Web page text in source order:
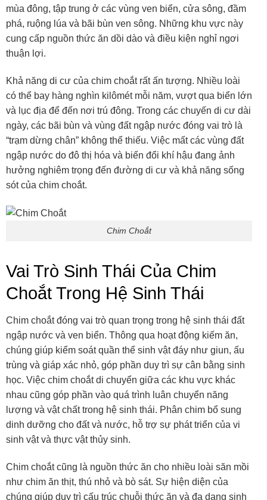
mùa đông, tập trung ở các vùng ven biển, cửa sông, đầm
phá, ruộng lúa và bãi bùn ven sông. Những khu vực này
cung cấp nguồn thức ăn dồi dào và điều kiện nghỉ ngơi
thuận lợi.
Khả năng di cư của chim choắt rất ấn tượng. Nhiều loài
có thể bay hàng nghìn kilômét mỗi năm, vượt qua biển lớn
và lục địa để đến nơi trú đông. Trong các chuyến di cư dài
ngày, các bãi bùn và vùng đất ngập nước đóng vai trò là
“trạm dừng chân” không thể thiếu. Việc mất các vùng đất
ngập nước do đô thị hóa và biến đổi khí hậu đang ảnh
hưởng nghiêm trọng đến đường di cư và khả năng sống
sót của chim choắt.
Chim Choắt
Vai Trò Sinh Thái Của Chim
Choắt Trong Hệ Sinh Thái
Chim choắt đóng vai trò quan trọng trong hệ sinh thái đất
ngập nước và ven biển. Thông qua hoạt động kiếm ăn,
chúng giúp kiểm soát quần thể sinh vật đáy như giun, ấu
trùng và giáp xác nhỏ, góp phần duy trì sự cân bằng sinh
học. Việc chim choắt di chuyển giữa các khu vực khác
nhau cũng góp phần vào quá trình luân chuyển năng
lượng và vật chất trong hệ sinh thái. Phân chim bổ sung
dinh dưỡng cho đất và nước, hỗ trợ sự phát triển của vi
sinh vật và thực vật thủy sinh.
Chim choắt cũng là nguồn thức ăn cho nhiều loài săn mồi
như chim ăn thịt, thú nhỏ và bò sát. Sự hiện diện của
chúng giúp duy trì cấu trúc chuỗi thức ăn và đa dạng sinh